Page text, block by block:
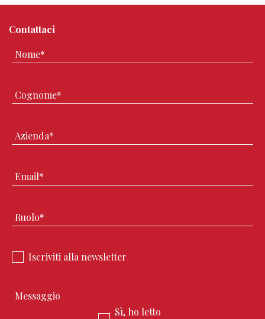
Contattaci
Iscriviti alla newsletter
Sì, ho letto